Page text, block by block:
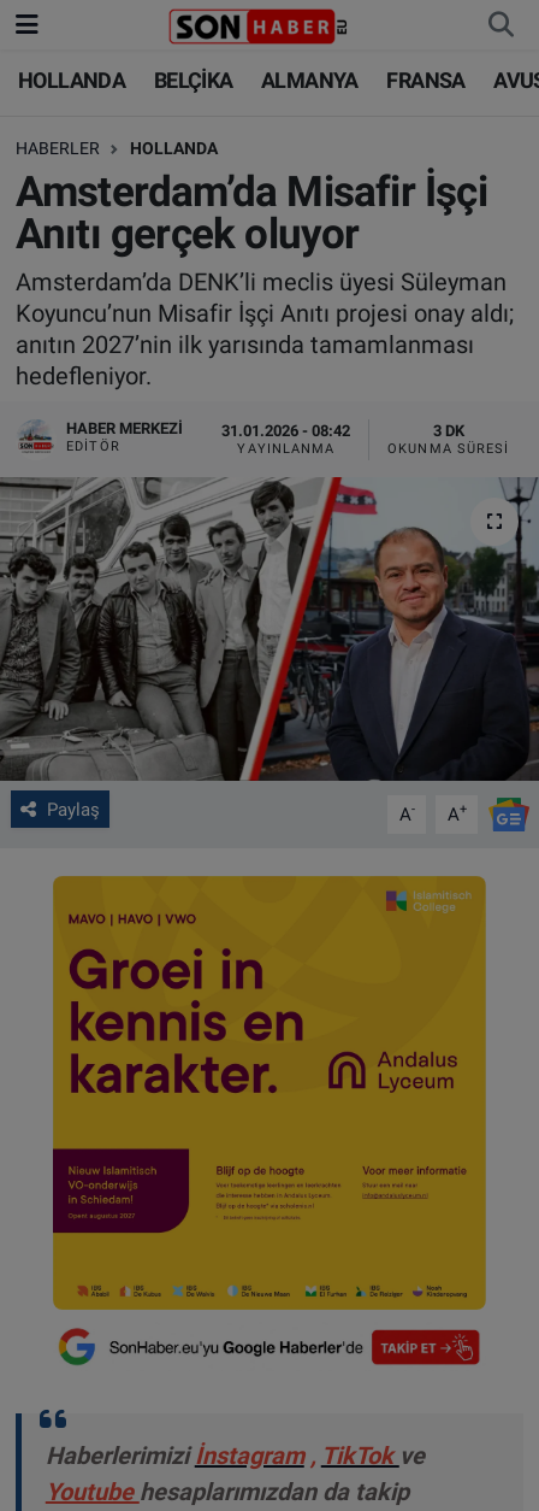
HOLLANDA BELÇİKA ALMANYA FRANSA
HABERLER HOLLANDA
Amsterdam’da Misafir İşçi
Anıtı gerçek oluyor
Amsterdam’da DENK’li meclis üyesi Süleyman
Koyuncu’nun Misafir İşçi Anıtı projesi onay aldı;
anıtın 2027’nin ilk yarısında tamamlanması
hedefleniyor.
HABER MERKEZI
EDITÖR
31.01.2026 - 08:42
YAYINLANMA
3 DK
OKUNMA SÜRESI
Paylaş A- A+
Haberlerimiziİnstagram , TikTok ve
Youtube hesaplarımızdan da takip
HOLLANDA
BELÇİKA
ALMANYA
FRANSA
AVUSTURYA
BİLİM-TEKNOLOJİ
HOLLANDA
BELÇİKA
ALMANYA
TÜRKİYE
DÜNYA
FOTO GALERİ
VIDEO GALERİ
ALGEMENE VOORWAARDEN
CONTACT
Çerez Politikası
Nöbetçi Eczaneler
Hava Durumu
Trafik Durumu
Süper Lig Puan Durumu ve Fikstür
Tüm Manşetler